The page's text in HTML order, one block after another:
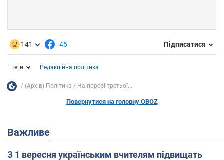
141 45 Підписатися
Теги Редакційна політика
(Архів) Політика На порозі третьої...
Повернутися на головну OBOZ
Важливе
З 1 вересня українським вчителям підвищать